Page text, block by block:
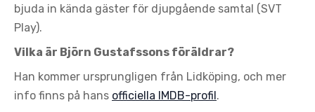
bjuda in kända gäster för djupgående samtal (SVT
Play).
Vilka är Björn Gustafssons föräldrar?
Han kommer ursprungligen från Lidköping, och mer
info finns på hans officiella IMDB-profil.